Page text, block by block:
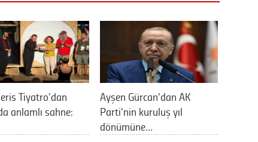
Tiyatro’dan
anlamlı sahne:
Ayşen Gürcan'dan AK
Parti'nin kuruluş yıl
dönümüne…